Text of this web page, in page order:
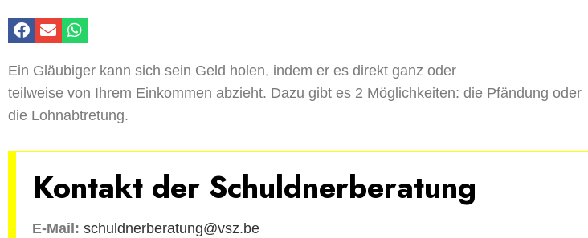
Ein Gläubiger kann sich sein Geld holen, indem er es direkt ganz oder
teilweise von Ihrem Einkommen abzieht. Dazu gibt es 2 Möglichkeiten: die Pfändung oder
die Lohnabtretung.
Kontakt der Schuldnerberatung
E-Mail: schuldnerberatung@vsz.be